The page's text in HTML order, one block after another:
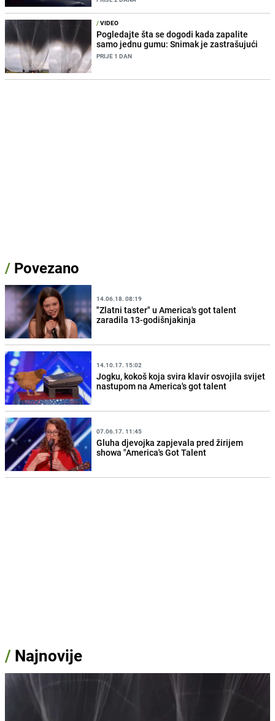
/VIDEO
Pogledajte šta se dogodi kada zapalite
samo jednu gumu: Snimak je zastrašujući
PRIJE 1 DAN
/ Povezano
14.06.18. 08:19
"Zlatni taster" u America's got talent
zaradila 13-godišnjakinja
14.10.17. 15:02
Jogku, kokoš koja svira klavir osvojila svijet
nastupom na America's got talent
07.06.17. 11:45
Gluha djevojka zapjevala pred žirijem
showa "America's Got Talent
/ Najnovije